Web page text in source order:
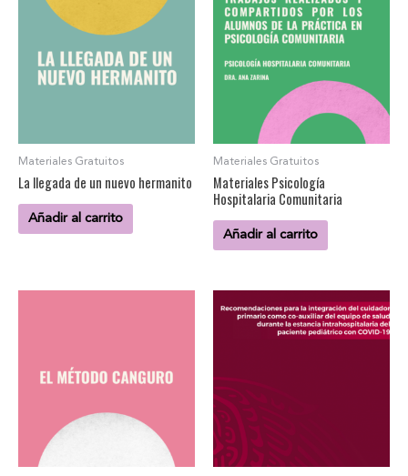
Materiales Gratuitos
La llegada de un nuevo hermanito
Añadir al carrito
Materiales Gratuitos
Materiales Psicología
Hospitalaria Comunitaria
Añadir al carrito